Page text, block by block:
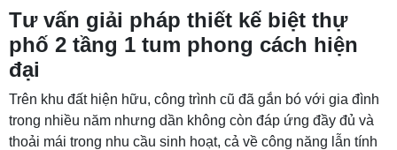
Tư vấn giải pháp thiết kế biệt thự
phố 2 tầng 1 tum phong cách hiện
đại
Trên khu đất hiện hữu, công trình cũ đã gắn bó với gia đình
trong nhiều năm nhưng dần không còn đáp ứng đầy đủ và
thoải mái trong nhu cầu sinh hoạt, cả về công năng lẫn tính